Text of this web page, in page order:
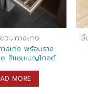
วนกางเกง
างเกง พร้อมราง
สีแชมเปญโกลด์
MORE